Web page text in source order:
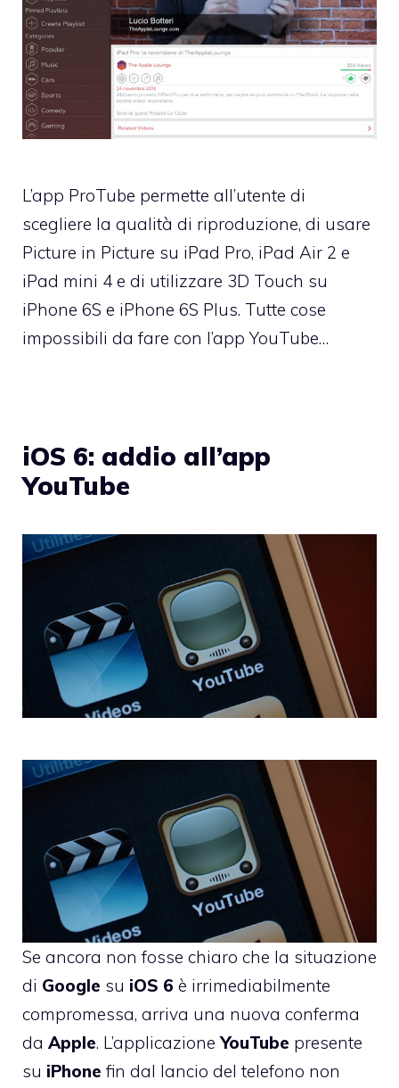
L’app ProTube permette all’utente di
scegliere la qualità di riproduzione, di usare
Picture in Picture su iPad Pro, iPad Air 2 e
iPad mini 4 e di utilizzare 3D Touch su
iPhone 6S e iPhone 6S Plus. Tutte cose
impossibili da fare con l’app YouTube…
iOS 6: addio all’app
YouTube
Se ancora non fosse chiaro che la situazione
di Google su iOS 6 è irrimediabilmente
compromessa, arriva una nuova conferma
da Apple. L’applicazioneYouTube presente
su iPhone fin dal lancio del telefono non